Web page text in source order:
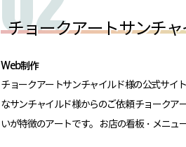
チョークアートサンチ
Web制作
チョークアートサンチャイルド様の公式サイ
なサンチャイルド様からのご依頼 チョークア
いが特徴のアートです。 お店の看板・メニュ